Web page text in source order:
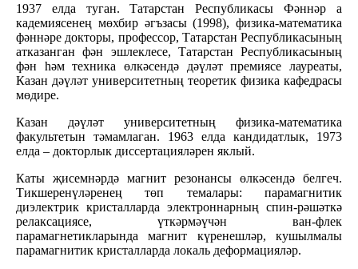
1937 елда туган. Татарстан Республикасы Фәннәр а
кадемиясенең мөхбир әгъзасы (1998), физика-математика
фәннәре докторы, профессор, Татарстан Республикасының
атказанган фән эшлеклесе, Татарстан Республикасының
фән һәм техника өлкәсендә дәүләт премиясе лауреаты,
Казан дәүләт университетның теоретик физика кафедрасы
мөдире.
Казан дәүләт университетның физика-математика
факультетын тәмамлаган. 1963 елда кандидатлык, 1973
елда – докторлык диссертацияләрен яклый.
Каты җисемнәрдә магнит резонансы өлкәсендә белгеч.
Тикшеренүләренең төп темалары: парамагнитик
диэлектрик кристалларда электроннарның спин-рәшәткә
релаксациясе, үткәрмәүчән ван-флек
парамагнетикларында магнит күренешләр, кушылмалы
парамагнитик кристалларда локаль деформацияләр.